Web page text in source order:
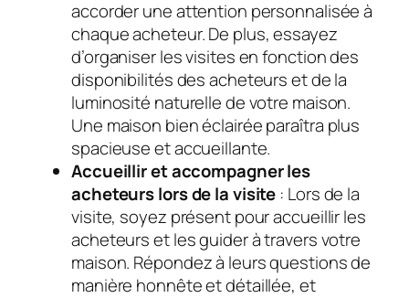
accorder une attention personnalisée à
chaque acheteur. De plus, essayez
d’organiser les visites en fonction des
disponibilités des acheteurs et de la
luminosité naturelle de votre maison.
Une maison bien éclairée paraîtra plus
spacieuse et accueillante.
Accueillir et accompagner les
acheteurs lors de la visite : Lors de la
visite, soyez présent pour accueillir les
acheteurs et les guider à travers votre
maison. Répondez à leurs questions de
manière honnête et détaillée, et